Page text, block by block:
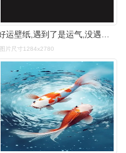
好运壁纸,遇到了是运气,没遇到也是运气
图片尺寸1284x2780